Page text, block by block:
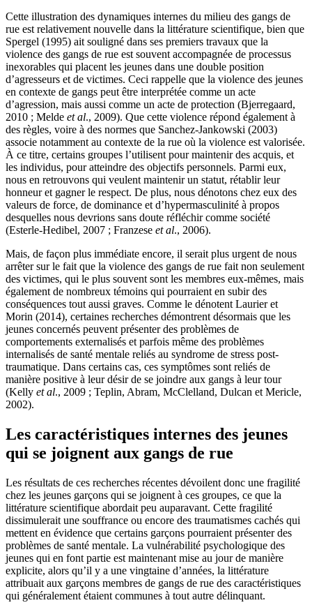
Cette illustration des dynamiques internes du milieu des gangs de
rue est relativement nouvelle dans la littérature scientifique, bien que
Spergel (1995) ait souligné dans ses premiers travaux que la
violence des gangs de rue est souvent accompagnée de processus
inexorables qui placent les jeunes dans une double position
d’agresseurs et de victimes. Ceci rappelle que la violence des jeunes
en contexte de gangs peut être interprétée comme un acte
d’agression, mais aussi comme un acte de protection (Bjerregaard,
2010 ; Melde et al., 2009). Que cette violence répond également à
des règles, voire à des normes que Sanchez-Jankowski (2003)
associe notamment au contexte de la rue où la violence est valorisée.
À ce titre, certains groupes l’utilisent pour maintenir des acquis, et
les individus, pour atteindre des objectifs personnels. Parmi eux,
nous en retrouvons qui veulent maintenir un statut, rétablir leur
honneur et gagner le respect. De plus, nous dénotons chez eux des
valeurs de force, de dominance et d’hypermasculinité à propos
desquelles nous devrions sans doute réfléchir comme société
(Esterle-Hedibel, 2007 ; Franzese et al., 2006).
Mais, de façon plus immédiate encore, il serait plus urgent de nous
arrêter sur le fait que la violence des gangs de rue fait non seulement
des victimes, qui le plus souvent sont les membres eux-mêmes, mais
également de nombreux témoins qui pourraient en subir des
conséquences tout aussi graves. Comme le dénotent Laurier et
Morin (2014), certaines recherches démontrent désormais que les
jeunes concernés peuvent présenter des problèmes de
comportements externalisés et parfois même des problèmes
internalisés de santé mentale reliés au syndrome de stress post-
traumatique. Dans certains cas, ces symptômes sont reliés de
manière positive à leur désir de se joindre aux gangs à leur tour
(Kelly et al., 2009 ; Teplin, Abram, McClelland, Dulcan et Mericle,
2002).
Les caractéristiques internes des jeunes
qui se joignent aux gangs de rue
Les résultats de ces recherches récentes dévoilent donc une fragilité
chez les jeunes garçons qui se joignent à ces groupes, ce que la
littérature scientifique abordait peu auparavant. Cette fragilité
dissimulerait une souffrance ou encore des traumatismes cachés qui
mettent en évidence que certains garçons pourraient présenter des
problèmes de santé mentale. La vulnérabilité psychologique des
jeunes qui en font partie est maintenant mise au jour de manière
explicite, alors qu’il y a une vingtaine d’années, la littérature
attribuait aux garçons membres de gangs de rue des caractéristiques
qui généralement étaient communes à tout autre délinquant.